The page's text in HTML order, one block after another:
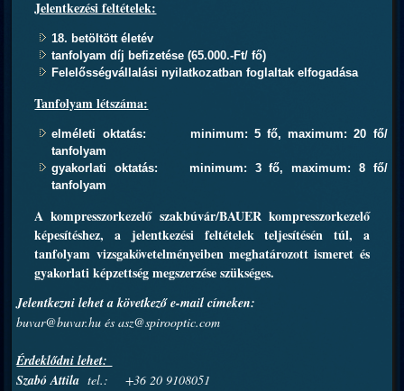
Jelentkezési feltételek:
18. betöltött életév
tanfolyam díj befizetése (65.000.-Ft/ fő)
Felelősségvállalási nyilatkozatban foglaltak elfogadása
Tanfolyam létszáma:
elméleti oktatás: minimum: 5 fő, maximum: 20 fő/
tanfolyam
gyakorlati oktatás: minimum: 3 fő, maximum: 8 fő/
tanfolyam
A kompresszorkezelő szakbúvár/BAUER kompresszorkezelő
képesítéshez, a jelentkezési feltételek teljesítésén túl, a
tanfolyam vizsgakövetelményeiben meghatározott ismeret és
gyakorlati képzettség megszerzése szükséges.
Jelentkezni lehet a következő e-mail címeken:
buvar@buvar.hu és asz@spirooptic.com
Érdeklődni lehet:
Szabó Attila tel.: +36 20 9108051